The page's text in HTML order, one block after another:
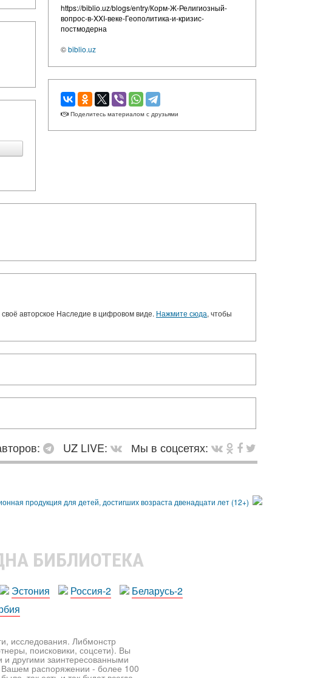
https://biblio.uz/blogs/entry/Корм-Ж-Религиозный-
вопрос-в-XXI-веке-Геополитика-и-кризис-
постмодерна
©biblio.uz
Поделитесь материалом с друзьями
авторское Наследие в цифровом виде. Нажмите сюда, чтобы
UZ LIVE:
Мы в соцсетях:
БИБЛИОТЕКА
Эстония Россия-2
Беларусь-2
исследования. Либмонстр
поисковики, соцсети). Вы
и другими заинтересованными
Вашем распоряжении - более 100